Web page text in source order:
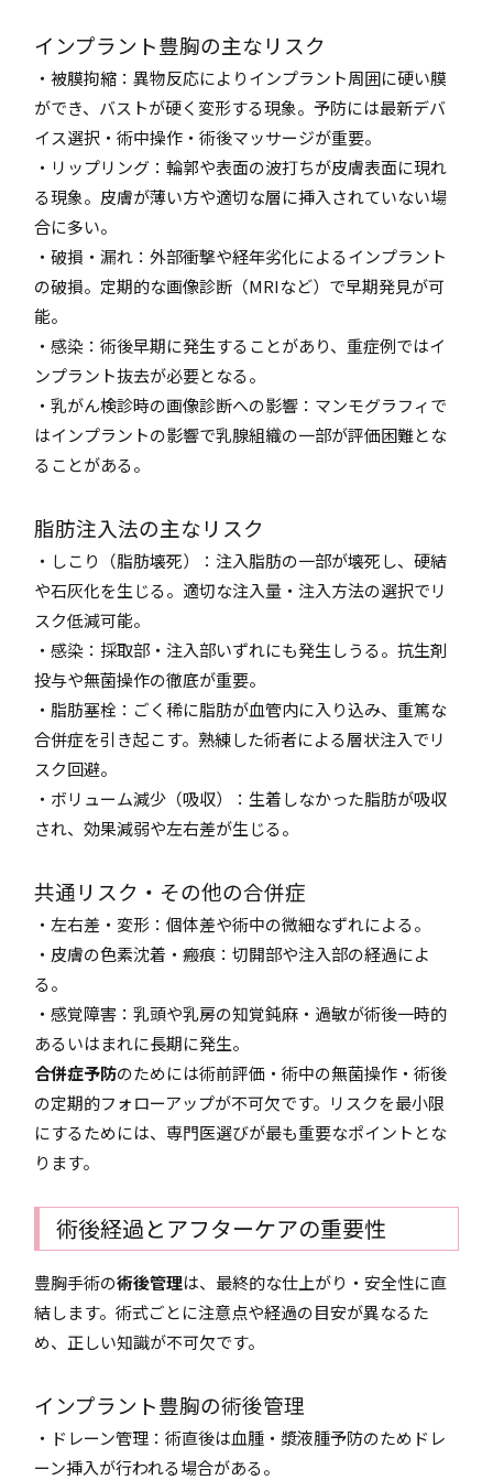
インプラント豊胸の主なリスク
・被膜拘縮：異物反応によりインプラント周囲に硬い膜
ができ、バストが硬く変形する現象。予防には最新デバ
イス選択・術中操作・術後マッサージが重要。
・リップリング：輪郭や表面の波打ちが皮膚表面に現れ
る現象。皮膚が薄い方や適切な層に挿入されていない場
合に多い。
・破損・漏れ：外部衝撃や経年劣化によるインプラント
の破損。定期的な画像診断（MRIなど）で早期発見が可
能。
・感染：術後早期に発生することがあり、重症例ではイ
ンプラント抜去が必要となる。
・乳がん検診時の画像診断への影響：マンモグラフィで
はインプラントの影響で乳腺組織の一部が評価困難とな
ることがある。
脂肪注入法の主なリスク
・しこり（脂肪壊死）：注入脂肪の一部が壊死し、硬結
や石灰化を生じる。適切な注入量・注入方法の選択でリ
スク低減可能。
・感染：採取部・注入部いずれにも発生しうる。抗生剤
投与や無菌操作の徹底が重要。
・脂肪塞栓：ごく稀に脂肪が血管内に入り込み、重篤な
合併症を引き起こす。熟練した術者による層状注入でリ
スク回避。
・ボリューム減少（吸収）：生着しなかった脂肪が吸収
され、効果減弱や左右差が生じる。
共通リスク・その他の合併症
・左右差・変形：個体差や術中の微細なずれによる。
・皮膚の色素沈着・瘢痕：切開部や注入部の経過によ
る。
・感覚障害：乳頭や乳房の知覚鈍麻・過敏が術後一時的
あるいはまれに長期に発生。
合併症予防のためには術前評価・術中の無菌操作・術後
の定期的フォローアップが不可欠です。リスクを最小限
にするためには、専門医選びが最も重要なポイントとな
ります。
術後経過とアフターケアの重要性
豊胸手術の術後管理は、最終的な仕上がり・安全性に直
結します。術式ごとに注意点や経過の目安が異なるた
め、正しい知識が不可欠です。
インプラント豊胸の術後管理
・ドレーン管理：術直後は血腫・漿液腫予防のためドレ
ーン挿入が行われる場合がある。